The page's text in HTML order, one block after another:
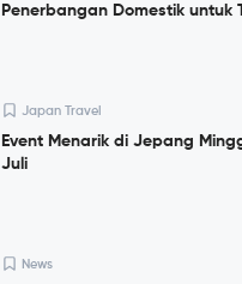
Penerbangan Domestik untuk
Japan Travel
Event Menarik di Jepang
Juli
News